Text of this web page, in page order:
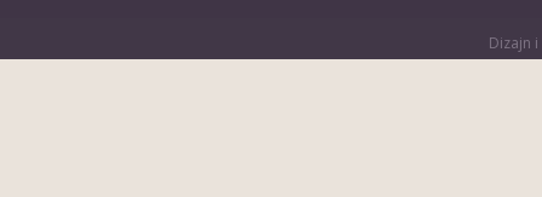
Dizajn